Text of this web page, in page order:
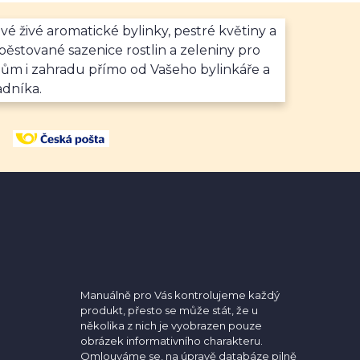
živé aromatické bylinky, pestré květiny a
sazenice rostlin a zeleniny pro
i zahradu přímo od Vašeho bylinkáře a
Manuálně pro Vás kontrolujeme každý
produkt, přesto se může stát, že u
několika z nich je vyobrazen pouze
obrázek informativního charakteru.
Omlouváme se, na úpravě databáze pilně